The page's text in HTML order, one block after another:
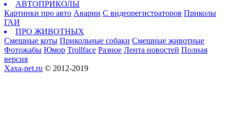
АВТОПРИКОЛЫ
Картинки про авто Аварии С видеорегистраторов Приколы
ГАИ
ПРО ЖИВОТНЫХ
Смешные коты Прикольные собаки Смешные животные
Фотожабы Юмор Trollface Разное Лента новостей Полная
версия
Xaxa-net.ru © 2012-2019